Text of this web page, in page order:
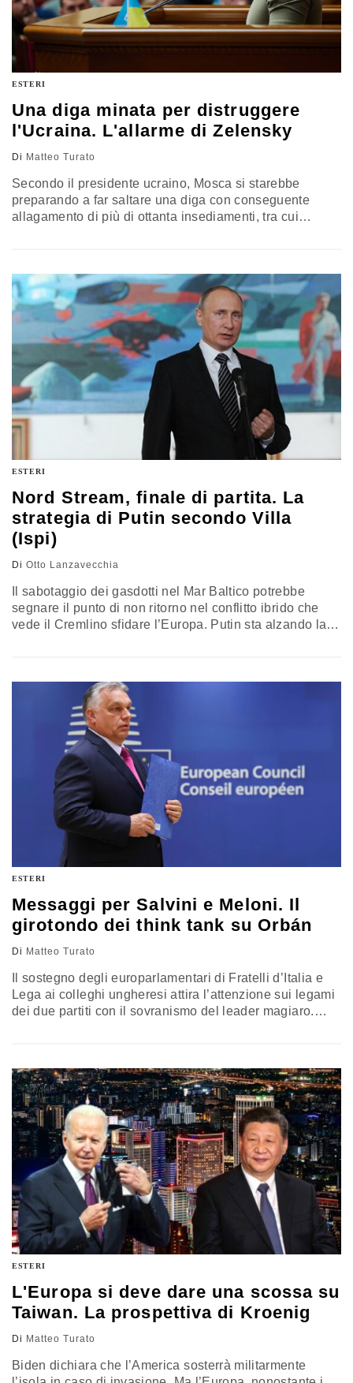
ESTERI
Una diga minata per distruggere
l'Ucraina. L'allarme di Zelensky
Di Matteo Turato
Secondo il presidente ucraino, Mosca si starebbe
preparando a far saltare una diga con conseguente
allagamento di più di ottanta insediamenti, tra cui
ESTERI
Nord Stream, finale di partita. La
strategia di Putin secondo Villa
(Ispi)
Di Otto Lanzavecchia
Il sabotaggio dei gasdotti nel Mar Baltico potrebbe
segnare il punto di non ritorno nel conflitto ibrido che
vede il Cremlino sfidare l’Europa. Putin sta alzando la
di Mosca. Per capire le conseguenze sull’Europa
ESTERI
Messaggi per Salvini e Meloni. Il
girotondo dei think tank su Orbán
Di Matteo Turato
Il sostegno degli europarlamentari di Fratelli d’Italia e
Lega ai colleghi ungheresi attira l’attenzione sui legami
dei due partiti con il sovranismo del leader magiaro.
ESTERI
L'Europa si deve dare una scossa su
Taiwan. La prospettiva di Kroenig
Di Matteo Turato
Biden dichiara che l’America sosterrà militarmente